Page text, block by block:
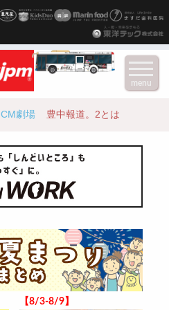
CM劇場 豊中報道。2とは
【8/3-8/9】
menu